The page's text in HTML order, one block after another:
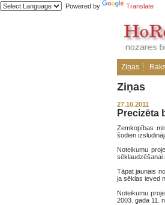
Powered by Translate
Ziņas
Ziņas
27.10.2011
Precizēta
Zemkopības
šodien
Noteikumu
sēklaudzēšanai
Tāpat jaunais
ja sēklas ieved
Noteikumu
2003. gada 11.